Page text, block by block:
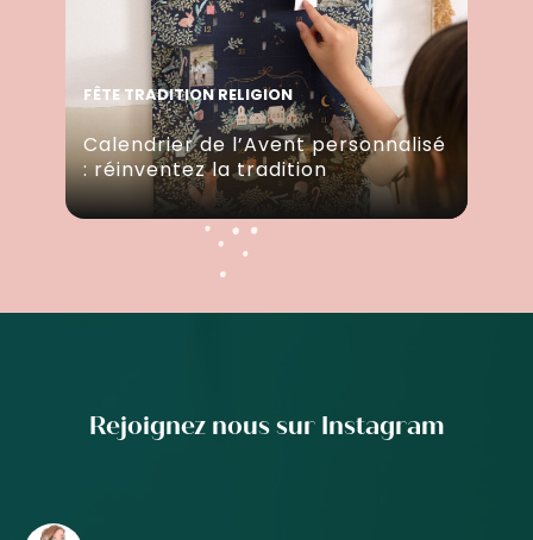
FÊTE TRADITION RELIGION
Calendrier de l’Avent personnalisé
: réinventez la tradition
Rejoignez nous sur Instagram